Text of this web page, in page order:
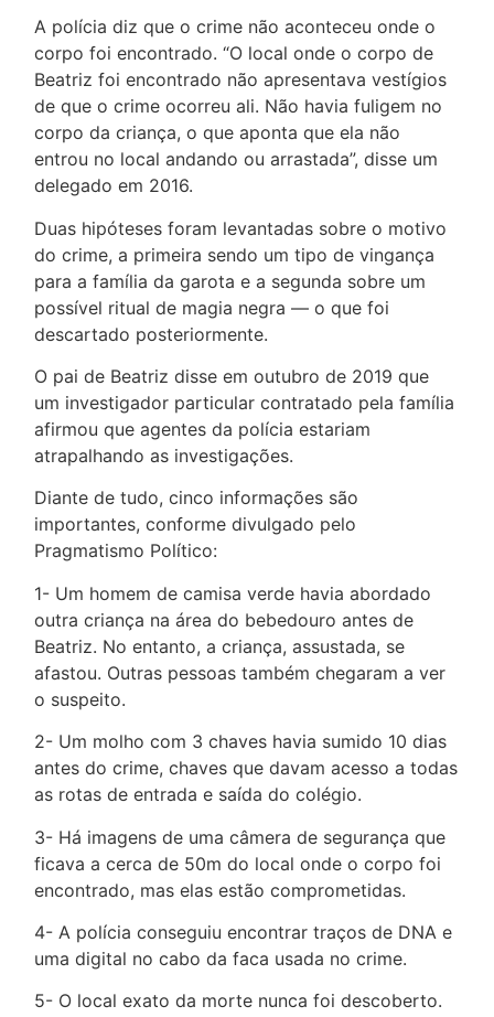
A polícia diz que o crime não aconteceu onde o
corpo foi encontrado. “O local onde o corpo de
Beatriz foi encontrado não apresentava vestígios
de que o crime ocorreu ali. Não havia fuligem no
corpo da criança, o que aponta que ela não
entrou no local andando ou arrastada”, disse um
delegado em 2016.
Duas hipóteses foram levantadas sobre o motivo
do crime, a primeira sendo um tipo de vingança
para a família da garota e a segunda sobre um
possível ritual de magia negra — o que foi
descartado posteriormente.
O pai de Beatriz disse em outubro de 2019 que
um investigador particular contratado pela família
afirmou que agentes da polícia estariam
atrapalhando as investigações.
Diante de tudo, cinco informações são
importantes, conforme divulgado pelo
Pragmatismo Político:
1- Um homem de camisa verde havia abordado
outra criança na área do bebedouro antes de
Beatriz. No entanto, a criança, assustada, se
afastou. Outras pessoas também chegaram a ver
o suspeito.
2- Um molho com 3 chaves havia sumido 10 dias
antes do crime, chaves que davam acesso a todas
as rotas de entrada e saída do colégio.
3- Há imagens de uma câmera de segurança que
ficava a cerca de 50m do local onde o corpo foi
encontrado, mas elas estão comprometidas.
4- A polícia conseguiu encontrar traços de DNA e
uma digital no cabo da faca usada no crime.
5- O local exato da morte nunca foi descoberto.